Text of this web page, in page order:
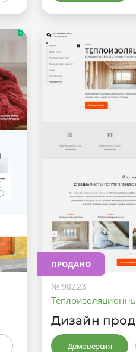
ПРОДАНО
№ 98223
Дизайн
Демоверсия